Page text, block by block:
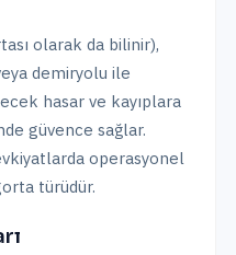
olarak da bilinir),
demiryolu ile
hasar ve kayıplara
güvence sağlar.
operasyonel
türüdür.